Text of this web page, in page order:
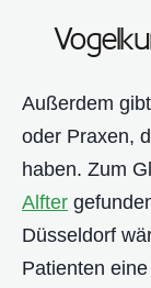
Außerdem
oder Praxen,
haben. Zum
Alfter
Düsseldorf
Patienten